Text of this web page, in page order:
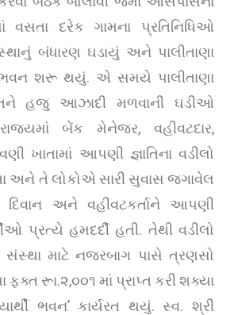
વસતા દરેક ગામના પ્રતિનિધિઓ
બંધારણ ઘડાયું અને પાલીતાણા
ભવન શરૂ થયું. એ સમયે પાલીતાણા
હજુ આઝાદી મળવાની ઘડીઓ
બેંક મેનેજર, વહીવટદાર,
ખાતામાં આપણી જ્ઞાતિના વડીલો
અને તે લોકોએ સારી સુવાસ જગાવેલ
અને વહીવટકર્તાને આપણી
પ્રત્યે હમદર્દી હતી. તેથી વડીલો
સંસ્થા માટે નજરબાગ પાસે ત્રણસો
રૂા.૨,૦૦૧ માં પ્રાપ્ત કરી શક્યા
ભવન’ કાર્યરત થયું. સ્વ. શ્રી